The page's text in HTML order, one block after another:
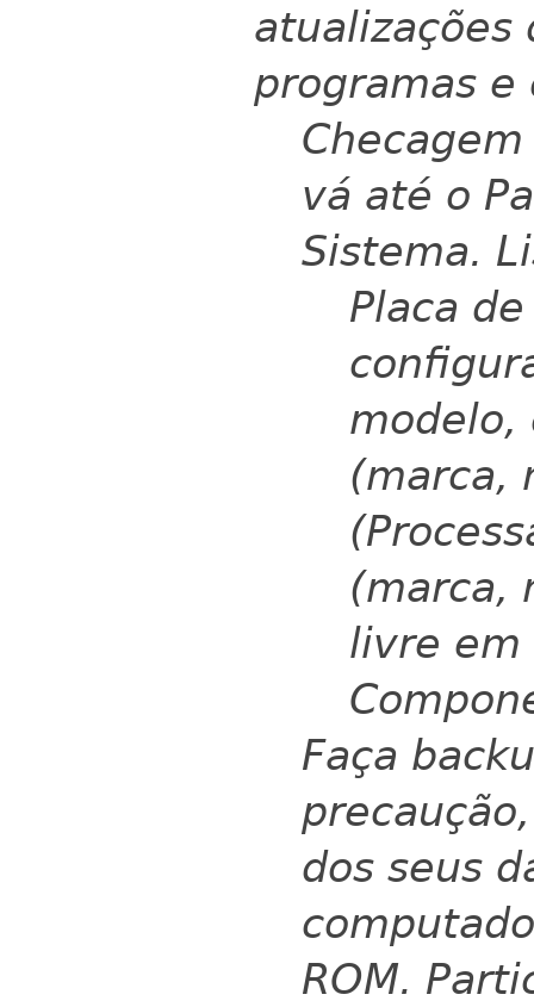
atualizações
programas
vá até o
Sistema.
Placa
(marca,
(marca,
livre em
Faça
dos seus
ROM.